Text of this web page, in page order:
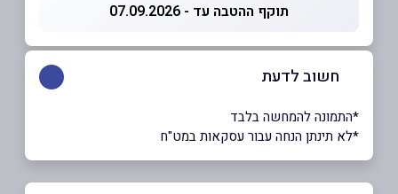
תוקף ההטבה עד - 07.09.2026
חשוב לדעת
*התמונה להמחשה בלבד
*לא תינתן הנחה עבור עסקאות במט"ח